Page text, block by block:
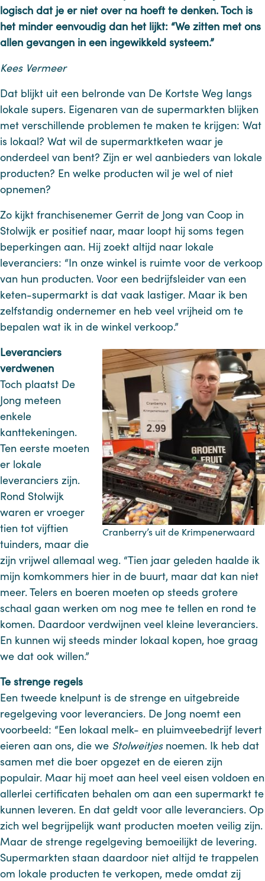
logisch dat je er niet over na hoeft te denken. Toch is
het minder eenvoudig dan het lijkt: “We zitten met ons
allen gevangen in een ingewikkeld systeem.”
Kees Vermeer
Dat blijkt uit een belronde van De Kortste Weg langs
lokale supers. Eigenaren van de supermarkten blijken
met verschillende problemen te maken te krijgen: Wat
is lokaal? Wat wil de supermarktketen waar je
onderdeel van bent? Zijn er wel aanbieders van lokale
producten? En welke producten wil je wel of niet
opnemen?
Zo kijkt franchisenemer Gerrit de Jong van Coop in
Stolwijk er positief naar, maar loopt hij soms tegen
beperkingen aan. Hij zoekt altijd naar lokale
leveranciers: “In onze winkel is ruimte voor de verkoop
van hun producten. Voor een bedrijfsleider van een
keten-supermarkt is dat vaak lastiger. Maar ik ben
zelfstandig ondernemer en heb veel vrijheid om te
bepalen wat ik in de winkel verkoop.”
Cranberry’s uit de Krimpenerwaard
Leveranciers
verdwenen
Toch plaatst De
Jong meteen
enkele
kanttekeningen.
Ten eerste moeten
er lokale
leveranciers zijn.
Rond Stolwijk
waren er vroeger
tien tot vijftien
tuinders, maar die
zijn vrijwel allemaal weg. “Tien jaar geleden haalde ik
mijn komkommers hier in de buurt, maar dat kan niet
meer. Telers en boeren moeten op steeds grotere
schaal gaan werken om nog mee te tellen en rond te
komen. Daardoor verdwijnen veel kleine leveranciers.
En kunnen wij steeds minder lokaal kopen, hoe graag
we dat ook willen.”
Te strenge regels
Een tweede knelpunt is de strenge en uitgebreide
regelgeving voor leveranciers. De Jong noemt een
voorbeeld: “Een lokaal melk- en pluimveebedrijf levert
eieren aan ons, die we Stolweitjesnoemen. Ik heb dat
samen met die boer opgezet en de eieren zijn
populair. Maar hij moet aan heel veel eisen voldoen en
allerlei certificaten behalen om aan een supermarkt te
kunnen leveren. En dat geldt voor alle leveranciers. Op
zich wel begrijpelijk want producten moeten veilig zijn.
Maar de strenge regelgeving bemoeilijkt de levering.
Supermarkten staan daardoor niet altijd te trappelen
om lokale producten te verkopen, mede omdat zij